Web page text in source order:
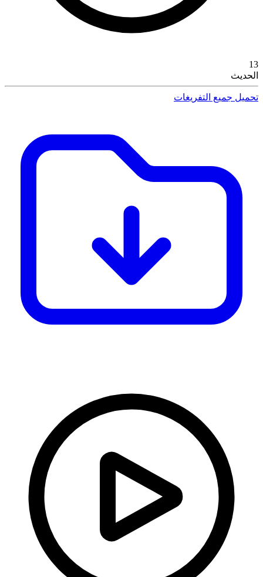
13
الحديث
تحميل جميع التفريغات